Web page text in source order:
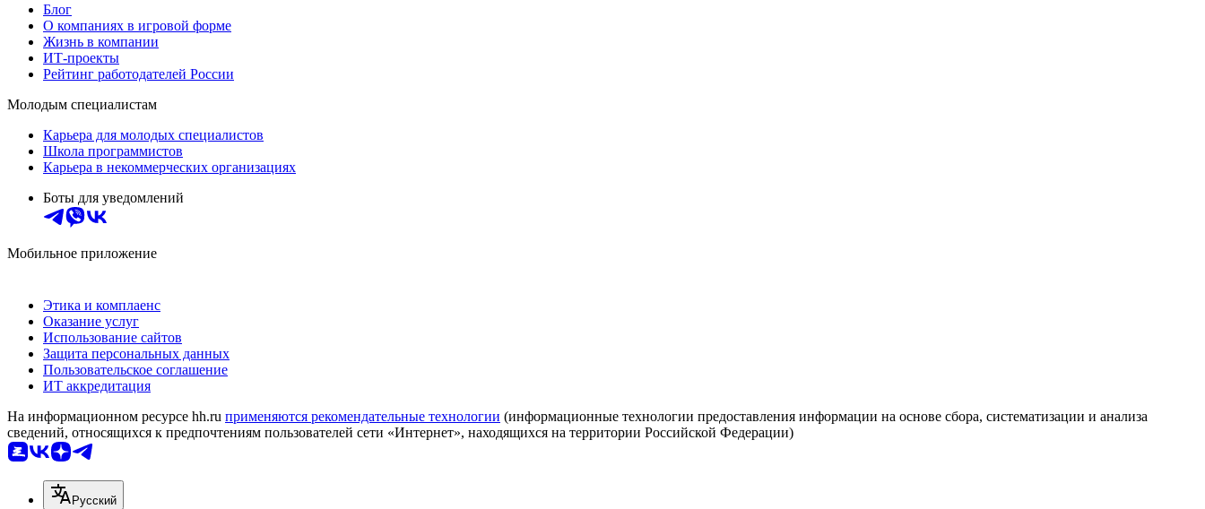
Блог
О компаниях в игровой форме
Жизнь в компании
ИТ-проекты
Рейтинг работодателей России
Молодым специалистам
Карьера для молодых специалистов
Школа программистов
Карьера в некоммерческих организациях
Боты для уведомлений
Мобильное приложение
Этика и комплаенс
Оказание услуг
Использование сайтов
Защита персональных данных
Пользовательское соглашение
ИТ аккредитация
На информационном ресурсе hh.ru применяются рекомендательные технологии (информационные технологии предоставления информации на основе сбора, систематизации и анализа
сведений, относящихся к предпочтениям пользователей сети «Интернет», находящихся на территории Российской Федерации)
Русский